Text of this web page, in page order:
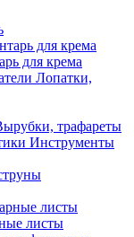
для крема
Лопатки,
трафареты
Инструменты
листы